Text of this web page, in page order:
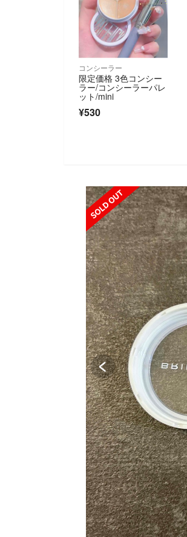
コンシーラー
限定価格 3色コンシー
ラー/コンシーラーパレ
ット/mini
¥530
SOLD OUT